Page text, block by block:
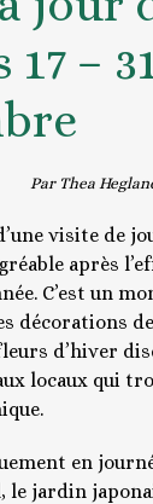
–
Par Thea
visite de
après
C’est un
décorations
d’hiver
locaux qui
en
le jardin